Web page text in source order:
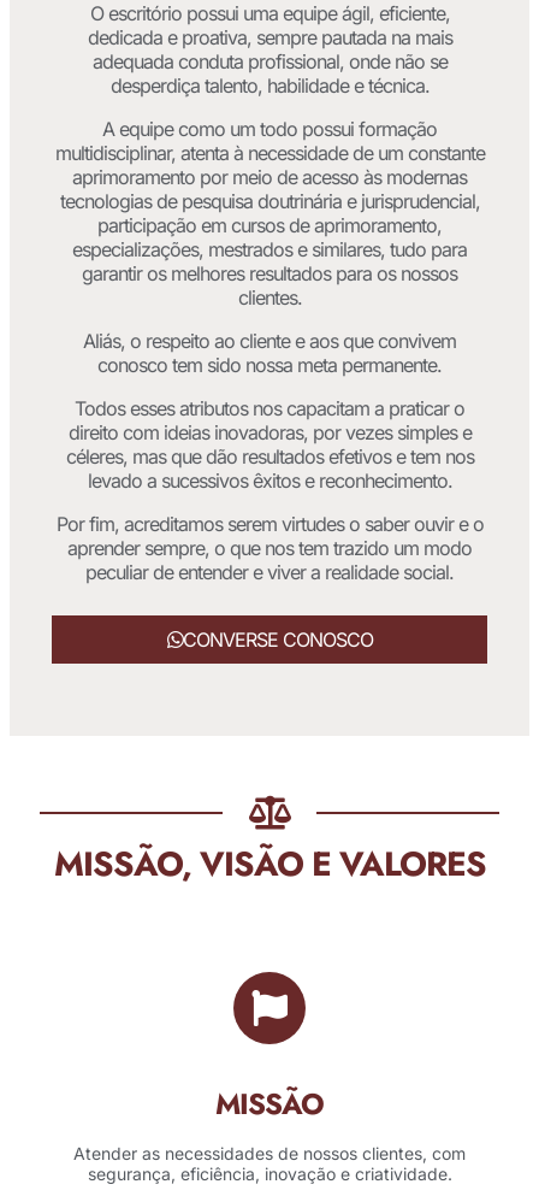
O escritório possui uma equipe ágil, eficiente,
dedicada e proativa, sempre pautada na mais
adequada conduta profissional, onde não se
desperdiça talento, habilidade e técnica.
A equipe como um todo possui formação
multidisciplinar, atenta à necessidade de um constante
aprimoramento por meio de acesso às modernas
tecnologias de pesquisa doutrinária e jurisprudencial,
participação em cursos de aprimoramento,
especializações, mestrados e similares, tudo para
garantir os melhores resultados para os nossos
clientes.
Aliás, o respeito ao cliente e aos que convivem
conosco tem sido nossa meta permanente.
Todos esses atributos nos capacitam a praticar o
direito com ideias inovadoras, por vezes simples e
céleres, mas que dão resultados efetivos e tem nos
levado a sucessivos êxitos e reconhecimento.
Por fim, acreditamos serem virtudes o saber ouvir e o
aprender sempre, o que nos tem trazido um modo
peculiar de entender e viver a realidade social.
CONVERSE CONOSCO
MISSÃO, VISÃO E VALORES
MISSÃO
Atender as necessidades de nossos clientes, com
segurança, eficiência, inovação e criatividade.